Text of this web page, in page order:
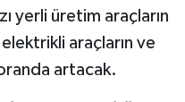
yerli üretim araçların
araçların ve
artacak.